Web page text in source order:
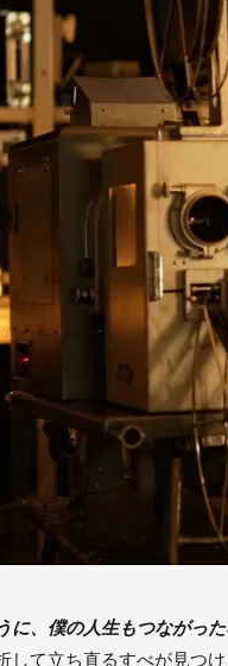
に、僕の人生もつながっ
して立ち直るすべが見つ